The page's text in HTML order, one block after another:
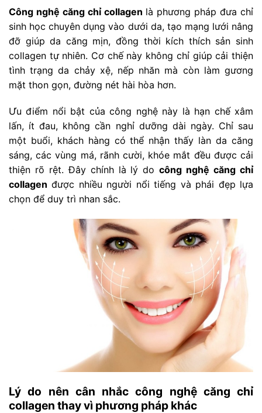
Công nghệ căng chỉ collagen là phương pháp đưa chỉ
sinh học chuyên dụng vào dưới da, tạo mạng lưới nâng
đỡ giúp da căng mịn, đồng thời kích thích sản sinh
collagen tự nhiên. Cơ chế này không chỉ giúp cải thiện
tình trạng da chảy xệ, nếp nhăn mà còn làm gương
mặt thon gọn, đường nét hài hòa hơn.
Ưu điểm nổi bật của công nghệ này là hạn chế xâm
lấn, ít đau, không cần nghỉ dưỡng dài ngày. Chỉ sau
một buổi, khách hàng có thể nhận thấy làn da căng
sáng, các vùng má, rãnh cười, khóe mắt đều được cải
thiện rõ rệt. Đây chính là lý docông nghệ căng chỉ
collagen được nhiều người nổi tiếng và phái đẹp lựa
chọn để duy trì nhan sắc.
Lý do nên cân nhắc công nghệ căng chỉ
collagen thay vì phương pháp khác